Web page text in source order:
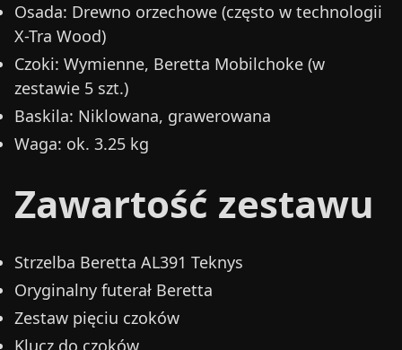
Osada: Drewno orzechowe (często w technologii
X-Tra Wood)
Czoki: Wymienne, Beretta Mobilchoke (w
zestawie 5 szt.)
Baskila: Niklowana, grawerowana
Waga: ok. 3.25 kg
Zawartość zestawu
Strzelba Beretta AL391 Teknys
Oryginalny futerał Beretta
Zestaw pięciu czoków
Klucz do czoków